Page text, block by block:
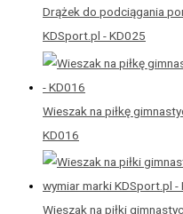
Drążek do podciągania
KDSport.pl - KD025
Wieszak na piłkę
KD016
Wieszak na piłki